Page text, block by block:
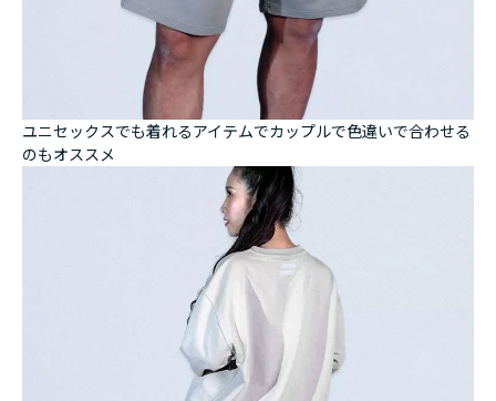
ユニセックスでも着れるアイテムでカップルで色違いで合わせる
のもオススメ